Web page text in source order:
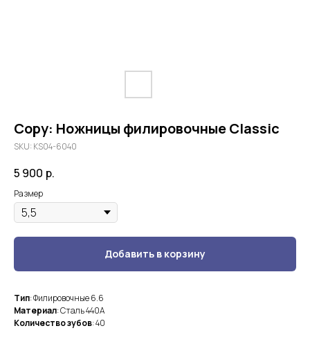
Copy: Ножницы филировочные Classic
SKU: KS04-6040
5 900 р.
Размер
Добавить в корзину
Тип: Филировочные 6.6
Материал: Сталь 440А
Количество зубов: 40